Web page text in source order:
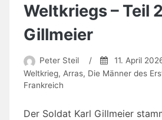
Weltkriegs – Teil
Gillmeier
Peter Steil / 11. April
Weltkrieg, Arras, Die Männer des
Frankreich
Der Soldat Karl Gillmeier